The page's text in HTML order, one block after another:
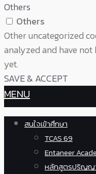
Others
Others
Other uncategorized
analyzed and have not
yet.
SAVE & ACCEPT
MENU
สนใจเข้าศึกษา
TCAS 69
Entaneer
หลักสูตรปริญญ